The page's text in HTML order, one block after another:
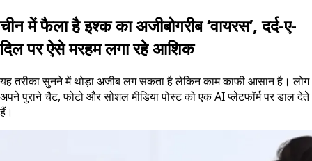
चीन में फैला है इश्क का अजीबोगरीब ‘वायरस’, दर्द-ए-
दिल पर ऐसे मरहम लगा रहे आशिक
यह तरीका सुनने में थोड़ा अजीब लग सकता है लेकिन काम काफी आसान है। लोग
अपने पुराने चैट, फोटो और सोशल मीडिया पोस्ट को एक AI प्लेटफॉर्म पर डाल देते
हैं।